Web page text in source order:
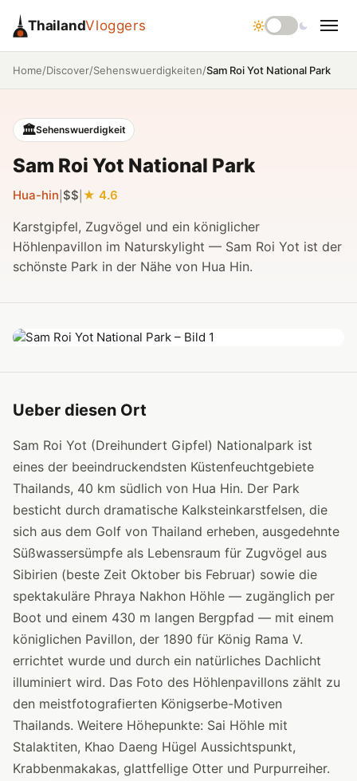
ThailandVloggers
Home/Discover/Sehenswuerdigkeiten/Sam Roi Yot National Park
🏛️Sehenswuerdigkeit
Sam Roi Yot National Park
Hua-hin $$ 4.6
Karstgipfel, Zugvögel und ein königlicher
Höhlenpavillon im Naturskylight — Sam Roi Yot ist der
schönste Park in der Nähe von Hua Hin.
Ueber diesen Ort
Sam Roi Yot (Dreihundert Gipfel) Nationalpark ist
eines der beeindruckendsten Küstenfeuchtgebiete
Thailands, 40 km südlich von Hua Hin. Der Park
besticht durch dramatische Kalksteinkarstfelsen, die
sich aus dem Golf von Thailand erheben, ausgedehnte
Süßwassersümpfe als Lebensraum für Zugvögel aus
Sibirien (beste Zeit Oktober bis Februar) sowie die
spektakuläre Phraya Nakhon Höhle — zugänglich per
Boot und einem 430 m langen Bergpfad — mit einem
königlichen Pavillon, der 1890 für König Rama V.
errichtet wurde und durch ein natürliches Dachlicht
illuminiert wird. Das Foto des Höhlenpavillons zählt zu
den meistfotografierten Königserbe-Motiven
Thailands. Weitere Höhepunkte: Sai Höhle mit
Stalaktiten, Khao Daeng Hügel Aussichtspunkt,
Krabbenmakakas, glattfellige Otter und Purpurreiher.